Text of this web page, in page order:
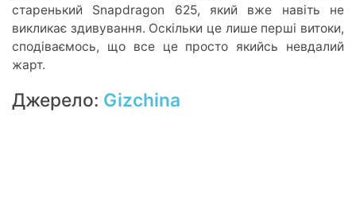
старенький Snapdragon 625, який вже навіть не
викликає здивування. Оскільки це лише перші витоки,
сподіваємось, що все це просто якийсь невдалий
жарт.
Джерело: Gizchina